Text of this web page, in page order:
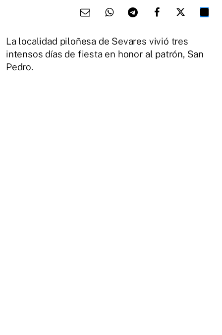
La localidad piloñesa de Sevares vivió tres
intensos días de fiesta en honor al patrón, San
Pedro.